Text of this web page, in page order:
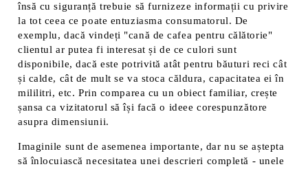
însă cu siguranță trebuie să furnizeze informații cu privire
la tot ceea ce poate entuziasma consumatorul. De
exemplu, dacă vindeți "cană de cafea pentru călătorie"
clientul ar putea fi interesat și de ce culori sunt
disponibile, dacă este potrivită atât pentru băuturi reci cât
și calde, cât de mult se va stoca căldura, capacitatea ei în
mililitri, etc. Prin comparea cu un obiect familiar, crește
șansa ca vizitatorul să își facă o ideee corespunzătore
asupra dimensiunii.
Imaginile sunt de asemenea importante, dar nu se aștepta
să înlocuiască necesitatea unei descrieri completă - unele